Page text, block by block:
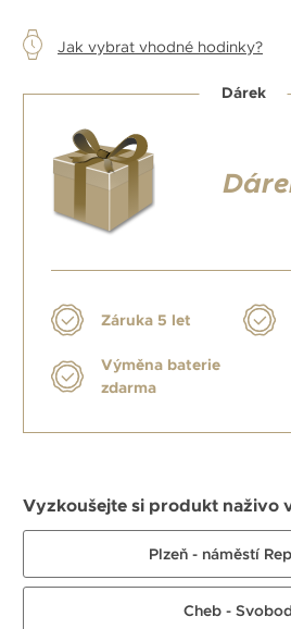
Jak vybrat vhodné hodinky?
Dárek
Záruka 5 let
Výměna baterie
zdarma
Vyzkoušejte si produkt naživo
Plzeň - náměstí
Cheb -